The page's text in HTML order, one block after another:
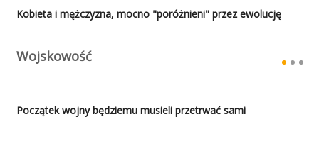
Kobieta i mężczyzna, mocno "poróżnieni" przez ewolucję
Wojskowość
Początek wojny będziemu musieli przetrwać sami